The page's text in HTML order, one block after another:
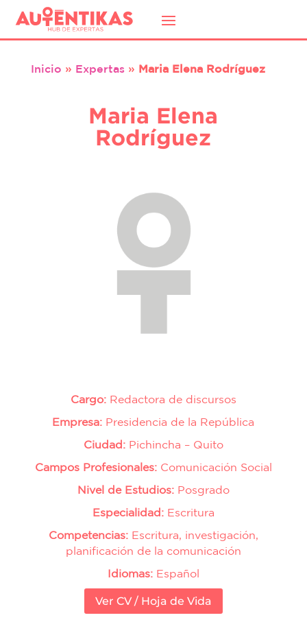
Inicio » Expertas» Maria Elena Rodríguez
Maria Elena
Rodríguez
Cargo: Redactora de discursos
Empresa: Presidencia de la República
Ciudad: Pichincha – Quito
Campos Profesionales: Comunicación Social
Nivel de Estudios: Posgrado
Especialidad: Escritura
Competencias: Escritura, investigación,
planificación de la comunicación
Idiomas: Español
Ver CV / Hoja de Vida